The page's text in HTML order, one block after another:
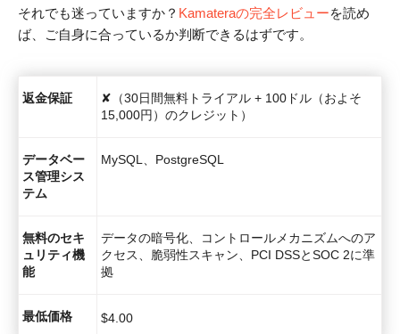
それでも迷っていますか？ Kamateraの完全レビューを読め
ば、ご自身に合っているか判断できるはずです。
返金保証
✘（30日間無料トライアル + 100ドル（およそ
15,000円）のクレジット）
データベー
ス管理シス
テム
MySQL、PostgreSQL
無料のセキ
ュリティ機
能
データの暗号化、コントロールメカニズムへのア
クセス、脆弱性スキャン、PCI DSSとSOC 2に準
拠
最低価格 $4.00